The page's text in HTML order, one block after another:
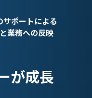
サポートによる
業務への反映
が成長